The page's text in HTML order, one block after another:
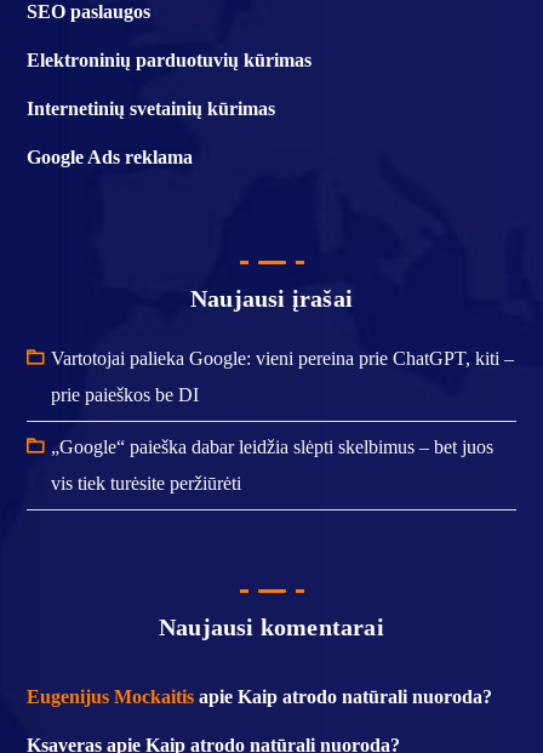
SEO paslaugos
Elektroninių parduotuvių kūrimas
Internetinių svetainių kūrimas
Google Ads reklama
Naujausi įrašai
Vartotojai palieka Google: vieni pereina prie ChatGPT, kiti –
prie paieškos be DI
„Google“ paieška dabar leidžia slėpti skelbimus – bet juos
vis tiek turėsite peržiūrėti
Naujausi komentarai
Eugenijus Mockaitis apieKaip atrodo natūrali nuoroda?
Ksaveras apieKaip atrodo natūrali nuoroda?